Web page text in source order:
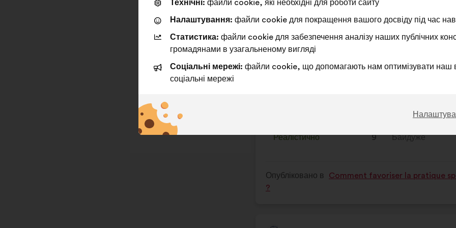
від:
пропозиції:
Il faut davantage mettre en avant les rôle-
розподілом:
Реалістично
: 9
разів
Не маю чіткої
Байдуже
:разів
Опубліковано в
Comment favoriser la pratique
?
Технічні: файли cookie, які необхідні для роботи сайту
Налаштування: файли cookie для покращення вашого досвіду під час
Статистика: файли cookie для забезпечення аналізу наших публічних
громадянами в узагальненому вигляді
Соціальні мережі: файли cookie, що допомагають нам оптимізувати наш
соціальні мережі